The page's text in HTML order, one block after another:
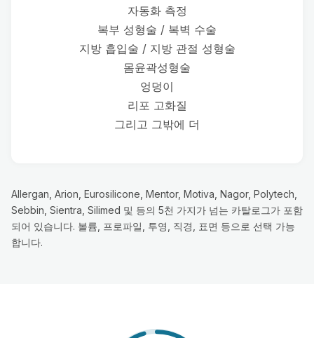
자동화 측정
복부 성형술 / 복벽 수술
지방 흡입술 / 지방 관절 성형술
몸윤곽성형술
엉덩이
리포 고화질
그리고 그밖에 더
Allergan, Arion, Eurosilicone, Mentor, Motiva, Nagor, Polytech,
Sebbin, Sientra, Silimed 및 등의 5천 가지가 넘는 카탈로그가 포함
되어 있습니다. 볼륨, 프로파일, 투영, 직경, 표면 등으로 선택 가능
합니다.